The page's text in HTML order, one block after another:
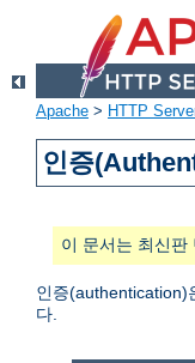
Apache > HTTP
인증
이 문서는 최신판
인증(authentication)
다.